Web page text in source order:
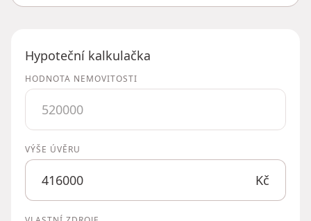
Hypoteční kalkulačka
HODNOTA NEMOVITOSTI
VÝŠE ÚVĚRU
Kč